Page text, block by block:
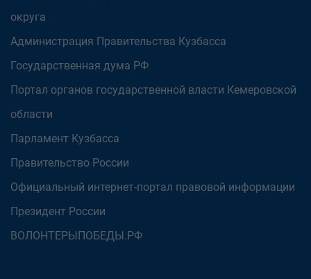
округа
Администрация Правительства Кузбасса
Государственная дума РФ
Портал органов государственной власти Кемеровской
области
Парламент Кузбасса
Правительство России
Официальный интернет-портал правовой информации
Президент России
ВОЛОНТЕРЫПОБЕДЫ.РФ